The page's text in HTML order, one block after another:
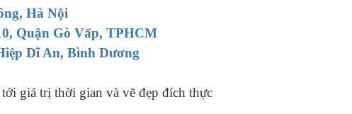
Hà Nội
Quận Gò Vấp, TPHCM
Dĩ An, Bình Dương
giá trị thời gian và vẽ đẹp đích thực